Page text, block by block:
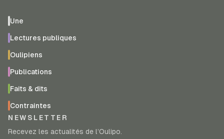
Une
Lectures publiques
Oulipiens
Publications
Faits & dits
Contraintes
NEWSLETTER
Recevez les actualités de l’Oulipo.